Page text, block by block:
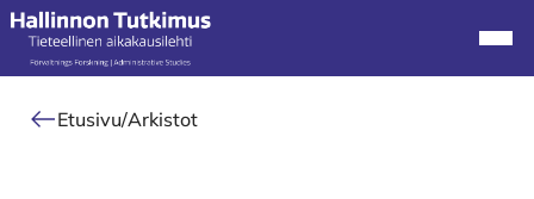
Alkuun
Etusivu/Arkistot